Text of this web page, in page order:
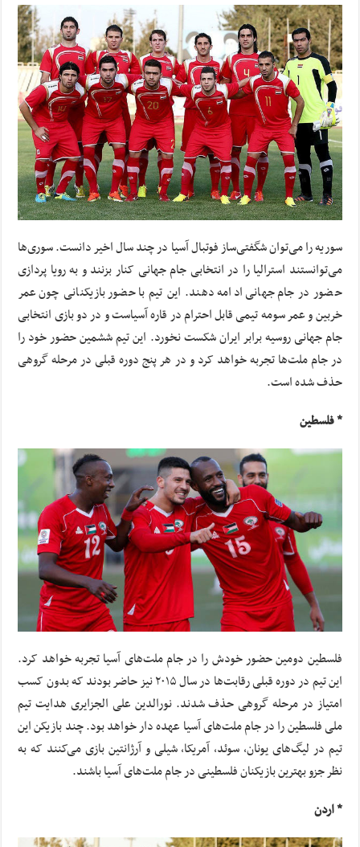
سوریه را می‌توان شگفتی‌ساز فوتبال آسیا در چند سال اخیر دانست. سوری‌ها
می‌توانستند استرالیا را در انتخابی جام جهانی کنار بزنند و به رویا پردازی
حضور در جام جهانی ادامه دهند. این تیم با حضور بازیکنانی چون عمر
خربین و عمر سومه تیمی قابل احترام در قاره آسیاست و در دو بازی انتخابی
جام جهانی روسیه برابر ایران شکست نخورد. این تیم ششمین حضور خود را
در جام ملت‌ها تجربه خواهد کرد و در هر پنج دوره قبلی در مرحله گروهی
حذف شده است.
* فلسطین
فلسطین دومین حضور خودش را در جام ملت‌های آسیا تجربه خواهد کرد.
این تیم در دوره قبلی رقابت‌ها در سال ۲۰۱۵ نیز حاضر بودند که بدون کسب
امتیاز در مرحله گروهی حذف شدند. نورالدین علی الجزایری هدایت تیم
ملی فلسطین را در جام ملت‌های آسیا عهده دار خواهد بود. چند بازیکن این
تیم در لیگ‌های یونان، سوئد، آمریکا، شیلی و آرژانتین بازی می‌کنند که به
نظر جزو بهترین بازیکنان فلسطینی در جام ملت‌های آسیا باشند.
* اردن